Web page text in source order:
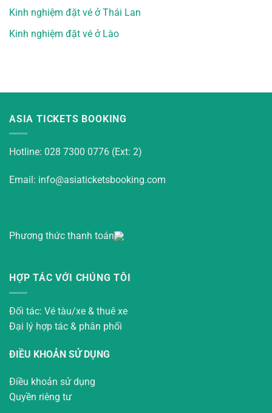
Kinh nghiệm đặt vé ở Thái Lan
Kinh nghiệm đặt vé ở Lào
ASIA TICKETS BOOKING
Hotline: 028 7300 0776 (Ext: 2)
Email: info@asiaticketsbooking.com
Phương thức thanh toán
HỢP TÁC VỚI CHÚNG TÔI
Đối tác: Vé tàu/xe & thuê xe
Đại lý hợp tác & phân phối
ĐIỀU KHOẢN SỬ DỤNG
Điều khoản sử dụng
Quyền riêng tư